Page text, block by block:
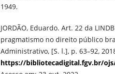
1949.
JORDÃO, Eduardo. Art. 22 da
pragmatismo no direito público
Administrativo, [S. l.], p. 63–92,
https://bibliotecadigital.fgv.br/